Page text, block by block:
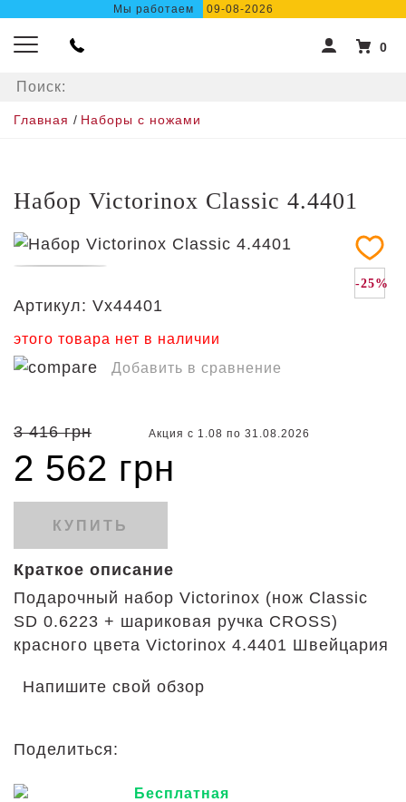
Мы работаем 09-08-2026
0
Главная / Наборы с ножами
Набор Victorinox Classic 4.4401
-25%
Артикул: Vx44401
этого товара нет в наличии
Добавить в сравнение
3 416 грн Акция с 1.08 по 31.08.2026
2 562 грн
КУПИТЬ
Краткое описание
Подарочный набор Victorinox (нож Classic
SD 0.6223 + шариковая ручка CROSS)
красного цвета Victorinox 4.4401 Швейцария
Напишите свой обзор
Поделиться:
Бесплатная